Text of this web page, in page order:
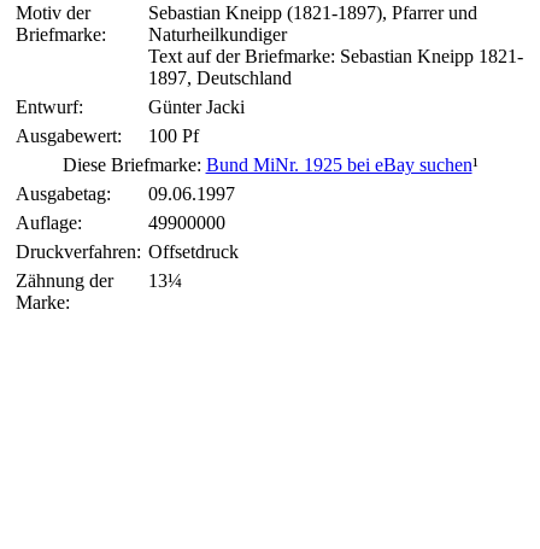
Motiv der
Briefmarke:
Sebastian Kneipp (1821-1897), Pfarrer und
Naturheilkundiger
Text auf der Briefmarke: Sebastian Kneipp 1821-
1897, Deutschland
Entwurf:
Günter Jacki
Ausgabewert:
100 Pf
Diese Briefmarke: Bund MiNr. 1925 bei eBay suchen¹
Ausgabetag:
09.06.1997
Auflage:
49900000
Druckverfahren: Offsetdruck
Zähnung der
Marke:
13¼